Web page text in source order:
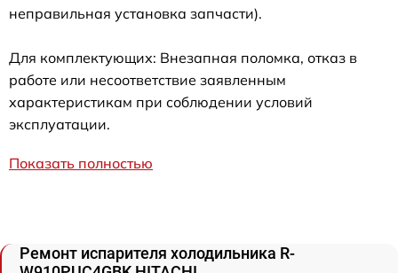
неправильная установка запчасти).
Для комплектующих: Внезапная поломка, отказ в
работе или несоответствие заявленным
характеристикам при соблюдении условий
эксплуатации.
Показать полностью
Ремонт испарителя холодильника R-